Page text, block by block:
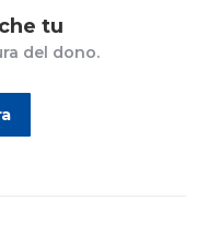
tu
del dono.